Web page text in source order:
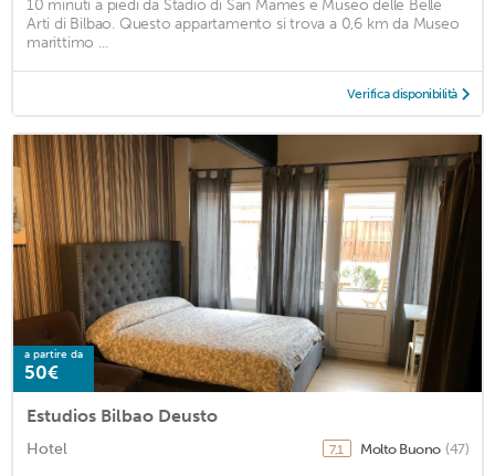
10 minuti a piedi da Stadio di San Mames e Museo delle Belle
Arti di Bilbao. Questo appartamento si trova a 0,6 km da Museo
marittimo ...
Verifica disponibilità
a partire da
50€
Estudios Bilbao Deusto
Hotel 7,1 Molto Buono (47)